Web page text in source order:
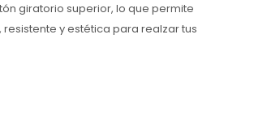
giratorio superior, lo que permite
y estética para realzar tus